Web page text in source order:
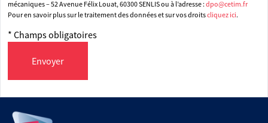
mécaniques – 52 Avenue Félix Louat, 60300 SENLIS ou à l’adresse : dpo@cetim.fr
Pour en savoir plus sur le traitement des données et sur vos droitscliquez ici.
* Champs obligatoires
Envoyer